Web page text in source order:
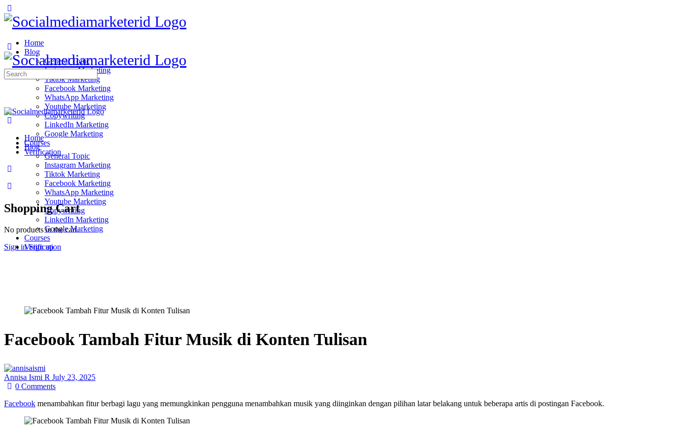
Home
Blog
General Topic
Instagram Marketing
Tiktok Marketing
Facebook Marketing
WhatsApp Marketing
Youtube Marketing
Copywriting
LinkedIn Marketing
Google Marketing
Courses
Verification
Shopping Cart
No products in the cart.
Sign in Sign up
Search
for:
Home
Blog
General Topic
Instagram Marketing
Tiktok Marketing
Facebook Marketing
WhatsApp Marketing
Youtube Marketing
Copywriting
LinkedIn Marketing
Google Marketing
Courses
Verification
Facebook Tambah Fitur Musik di Konten Tulisan
Annisa Ismi R July 23, 2025
0Comments
Facebook menambahkan fitur berbagi lagu yang memungkinkan pengguna menambahkan musik yang diinginkan dengan pilihan latar belakang untuk beberapa artis di postingan Facebook.